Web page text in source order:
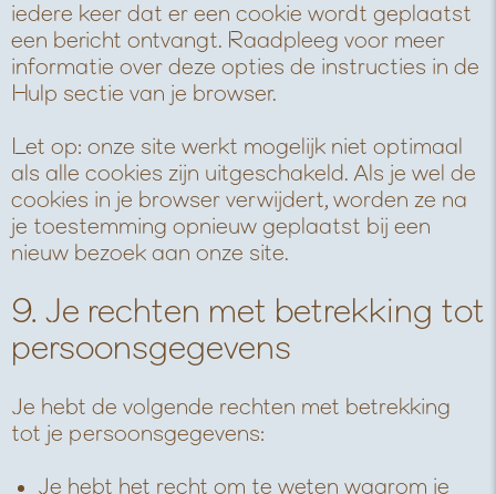
iedere keer dat er een cookie wordt geplaatst
een bericht ontvangt. Raadpleeg voor meer
informatie over deze opties de instructies in de
Hulp sectie van je browser.
Let op: onze site werkt mogelijk niet optimaal
als alle cookies zijn uitgeschakeld. Als je wel de
cookies in je browser verwijdert, worden ze na
je toestemming opnieuw geplaatst bij een
nieuw bezoek aan onze site.
9. Je rechten met betrekking tot
persoonsgegevens
Je hebt de volgende rechten met betrekking
tot je persoonsgegevens:
Je hebt het recht om te weten waarom je